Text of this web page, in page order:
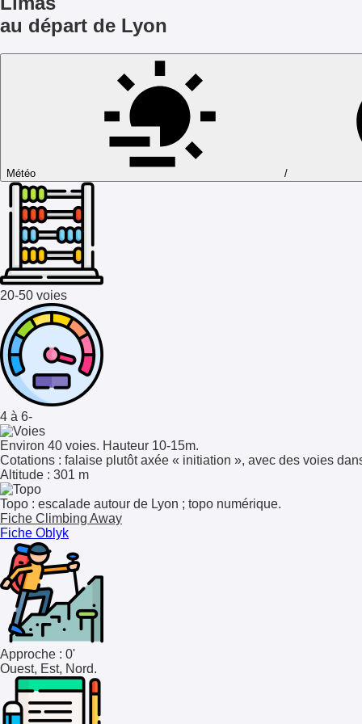
au départ de Lyon
Météo /
20-50 voies
4 à 6-
Environ 40 voies. Hauteur 10-15m.
Cotations : falaise plutôt axée « initiation », avec des voies
Altitude : 301 m
Topo : escalade autour de Lyon ; topo numérique.
Fiche Climbing Away
Fiche Oblyk
Approche : 0'
Ouest, Est, Nord.